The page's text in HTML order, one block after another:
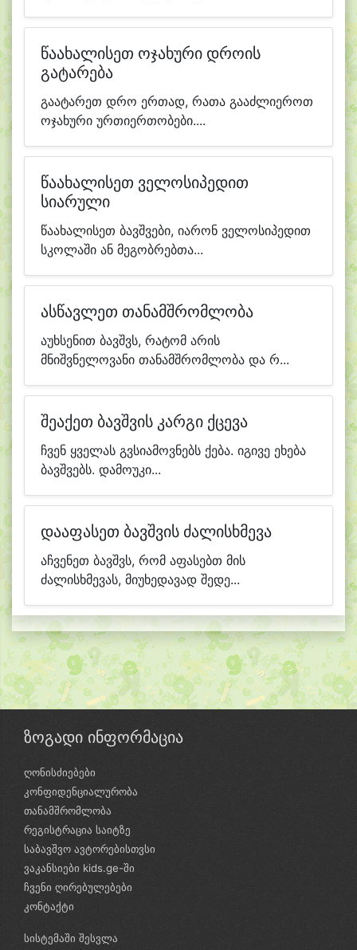
წაახალისეთ ოჯახური დროის
გატარება
გაატარეთ დრო ერთად, რათა გააძლიეროთ
ოჯახური ურთიერთობები....
წაახალისეთ ველოსიპედით
სიარული
წაახალისეთ ბავშვები, იარონ ველოსიპედით
სკოლაში ან მეგობრებთა...
ასწავლეთ თანამშრომლობა
აუხსენით ბავშვს, რატომ არის
მნიშვნელოვანი თანამშრომლობა და რ...
შეაქეთ ბავშვის კარგი ქცევა
ჩვენ ყველას გვსიამოვნებს ქება. იგივე ეხება
ბავშვებს. დამოუკი...
დააფასეთ ბავშვის ძალისხმევა
აჩვენეთ ბავშვს, რომ აფასებთ მის
ძალისხმევას, მიუხედავად შედე...
ზოგადი ინფორმაცია
ღონისძიებები
კონფიდენციალურობა
თანამშრომლობა
რეგისტრაცია საიტზე
საბავშვო ავტორებისთვსი
ვაკანსიები kids.ge-ში
ჩვენი ღირებულებები
კონტაქტი
სისტემაში შესვლა